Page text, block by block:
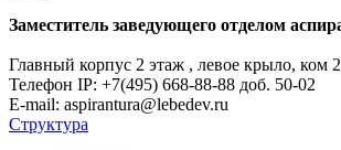
Заместитель заведующего отделом
Главный корпус 2 этаж , левое крыло, ком
Телефон IP: +7(495) 668-88-88 доб. 50-02
E-mail: aspirantura@lebedev.ru
Структура